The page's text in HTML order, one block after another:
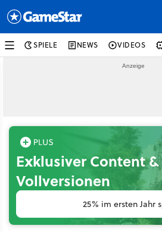
SPIELE NEWS VIDEOS
Exklusiver Content
Vollversionen
25% im ersten Jahr